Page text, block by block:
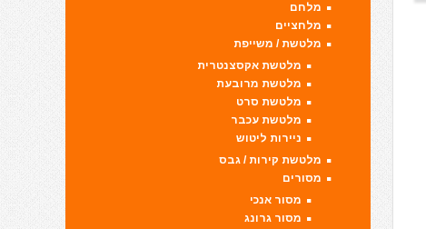
מלחם
מלחציים
מלטשת / משייפת
מלטשת אקסצנטרית
מלטשת מרובעת
מלטשת סרט
מלטשת עכבר
ניירות ליטוש
מלטשת קירות / גבס
מסורים
מסור אנכי
מסור גרונג